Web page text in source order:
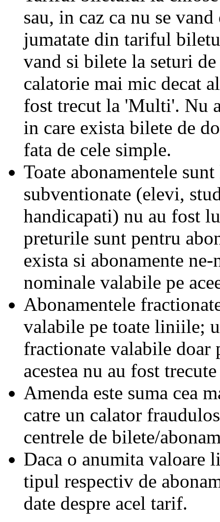
sau, in caz ca nu se
jumatate din tariful
vand si bilete la seturi
calatorie mai mic decat
fost trecut la 'Multi'. Nu
in care exista bilete de
fata de cele simple.
Toate abonamentele
subventionate (elevi,
handicapati) nu au fost
preturile sunt pentru
exista si abonamente
nominale valabile pe
Abonamentele
valabile pe toate liniile;
fractionate valabile doar
acestea nu au fost
Amenda este suma cea
catre un calator
centrele de bilete/
Daca o anumita valoare
tipul respectiv de
date despre acel tarif.